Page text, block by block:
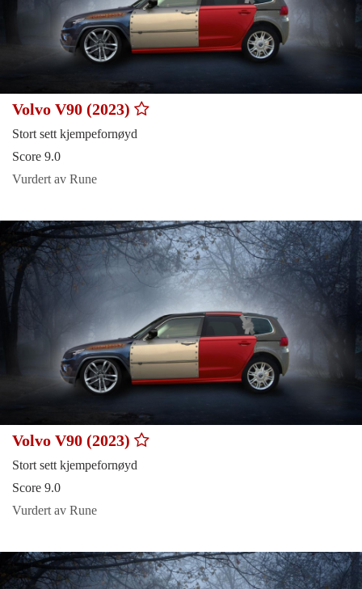
Volvo V90 (2023)
Stort sett kjempefornøyd
Score 9.0
Vurdert av Rune
Volvo V90 (2023)
Stort sett kjempefornøyd
Score 9.0
Vurdert av Rune